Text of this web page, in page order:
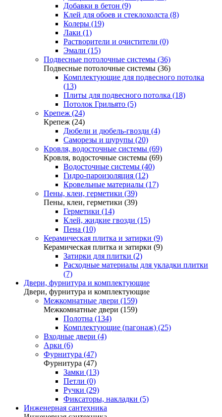
Добавки в бетон (9)
Клей для обоев и стеклохолста (8)
Колеры (19)
Лаки (1)
Растворители и очистители (0)
Эмали (15)
Подвесные потолочные системы (36)
Подвесные потолочные системы (36)
Комплектующие для подвесного потолка
(13)
Плиты для подвесного потолка (18)
Потолок Грильято (5)
Крепеж (24)
Крепеж (24)
Дюбели и дюбель-гвозди (4)
Саморезы и шурупы (20)
Кровля, водосточные системы (69)
Кровля, водосточные системы (69)
Водосточные системы (40)
Гидро-пароизоляция (12)
Кровельные материалы (17)
Пены, клеи, герметики (39)
Пены, клеи, герметики (39)
Герметики (14)
Клей, жидкие гвозди (15)
Пена (10)
Керамическая плитка и затирки (9)
Керамическая плитка и затирки (9)
Затирки для плитки (2)
Расходные материалы для укладки плитки
(7)
Двери, фурнитура и комплектующие
Двери, фурнитура и комплектующие
Межкомнатные двери (159)
Межкомнатные двери (159)
Полотна (134)
Комплектующие (пагонаж) (25)
Входные двери (4)
Арки (6)
Фурнитура (47)
Фурнитура (47)
Замки (13)
Петли (0)
Ручки (29)
Фиксаторы, накладки (5)
Инженерная сантехника